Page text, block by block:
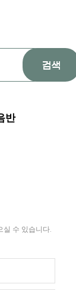
반
실 수 있습니다.